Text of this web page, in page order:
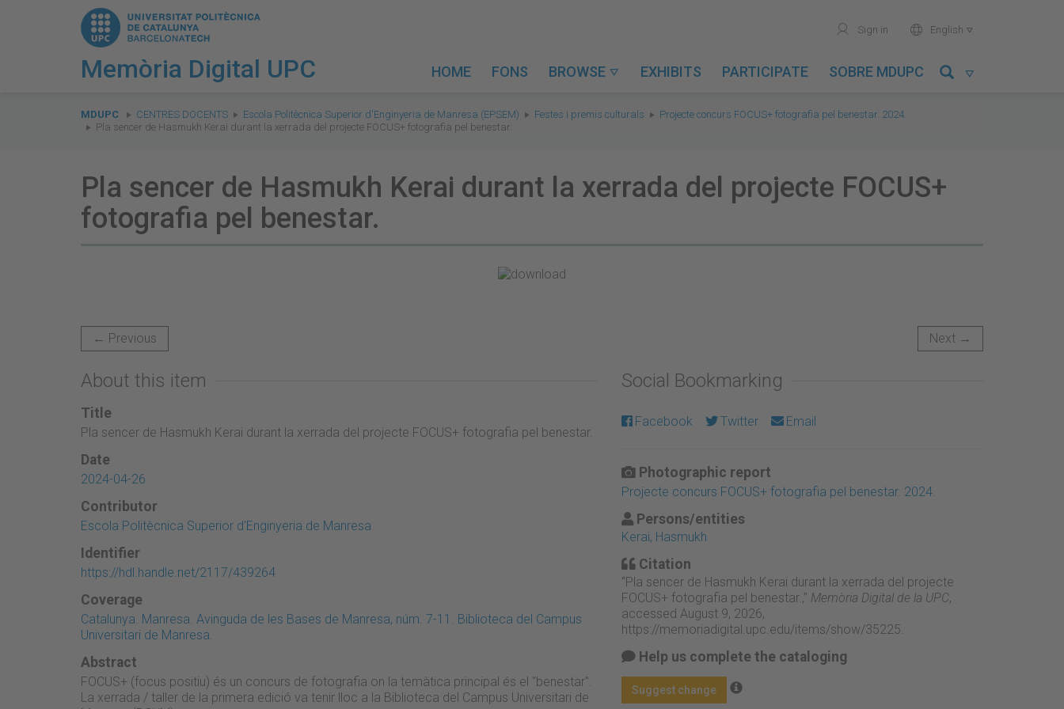
Memòria Digital UPC
user Sign in world English 
HOME FONS BROWSE  EXHIBITS PARTICIPATE SOBRE MDUPC 
are
here:
MDUPC CENTRES DOCENTS Escola Politècnica Superior d'Enginyeria de Manresa (EPSEM) Festes i premis culturals
Projecte concurs FOCUS+ fotografia pel benestar. 2024.
Pla sencer de Hasmukh Kerai durant la xerrada del projecte FOCUS+ fotografia pel benestar.
Pla sencer de Hasmukh Kerai durant la xerrada del projecte FOCUS+
fotografia pel benestar.
← Previous Next →
About this item
Title
Pla sencer de Hasmukh Kerai durant la xerrada del projecte FOCUS+ fotografia pel benestar.
Date
2024-04-26
Contributor
Escola Politècnica Superior d'Enginyeria de Manresa
Identifier
https://hdl.handle.net/2117/439264
Coverage
Catalunya. Manresa. Avinguda de les Bases de Manresa, núm. 7-11. Biblioteca del Campus
Universitari de Manresa.
Abstract
FOCUS+ (focus positiu) és un concurs de fotografia on la temàtica principal és el "benestar".
La xerrada / taller de la primera edició va tenir lloc a la Biblioteca del Campus Universitari de
Social Bookmarking
Facebook Twitter Email
Photographic report
Projecte concurs FOCUS+ fotografia pel benestar. 2024.
Persons/entities
Kerai, Hasmukh
Citation
“Pla sencer de Hasmukh Kerai durant la xerrada del projecte
FOCUS+ fotografia pel benestar.,” Memòria Digital de la UPC,
accessed August 9, 2026,
https://memoriadigital.upc.edu/items/show/35225
Help us complete the cataloging
Suggest change